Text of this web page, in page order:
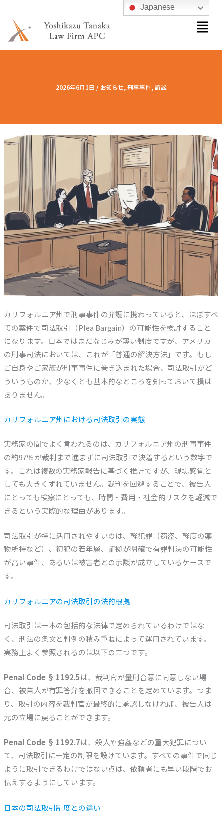
メ
ニ
ー
2026年6月1日 / お知らせ,刑事事件,訴訟
カリフォルニア州で刑事事件の弁護に携わっていると、ほぼすべ
ての案件で司法取引（Plea Bargain）の可能性を検討すること
になります。日本ではまだなじみが薄い制度ですが、アメリカ
の刑事司法においては、これが「普通の解決方法」です。もし
ご自身やご家族が刑事事件に巻き込まれた場合、司法取引がど
ういうものか、少なくとも基本的なところを知っておいて損は
ありません。
カリフォルニア州における司法取引の実態
実務家の間でよく言われるのは、カリフォルニア州の刑事事件
の約97％が裁判まで進まずに司法取引で決着するという数字で
す。これは複数の実務家報告に基づく推計ですが、現場感覚と
しても大きくずれていません。裁判を回避することで、被告人
にとっても検察にとっても、時間・費用・社会的リスクを軽減で
きるという実際的な理由があります。
司法取引が特に活用されやすいのは、軽犯罪（窃盗、軽度の薬
物所持など）、初犯の若年層、証拠が明確で有罪判決の可能性
が高い事件、あるいは被害者との示談が成立しているケースで
す。
カリフォルニアの司法取引の法的根拠
司法取引は一本の包括的な法律で定められているわけではな
く、刑法の条文と判例の積み重ねによって運用されています。
実務上よく参照されるのは以下の二つです。
Penal Code § 1192.5は、裁判官が量刑合意に同意しない場
合、被告人が有罪答弁を撤回できることを定めています。つま
り、取引の内容を裁判官が最終的に承認しなければ、被告人は
元の立場に戻ることができます。
Penal Code § 1192.7は、殺人や強姦などの重大犯罪につい
て、司法取引に一定の制限を設けています。すべての事件で同じ
ように取引できるわけではない点は、依頼者にも早い段階でお
伝えするようにしています。
日本の司法取引制度との違い
Japanese